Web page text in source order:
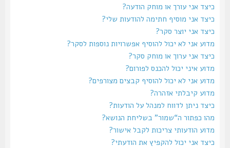
כיצד אני עורך או מוחק הודעה?
כיצד אני מוסיף חתימה להודעות שלי?
כיצד אני יוצר סקר?
מדוע אני לא יכול להוסיף אפשרויות נוספות לסקר?
כיצד אני ערוך או מוחק סקר?
מדוע איני יכול להכנס לפורום?
מדוע אני לא יכול להוסיף קבצים מצורפים?
מדוע קיבלתי אזהרה?
כיצד ניתן לדווח למנהל על הודעות?
מהו כפתור ה“שמור” בשליחת הנושא?
מדוע הודעותי צריכות לקבל אישור?
כיצד אני יכול להקפיץ את הודעתי?